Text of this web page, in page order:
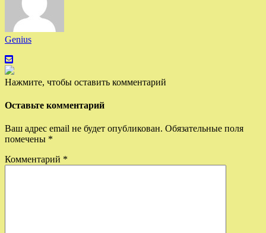
Genius
Нажмите, чтобы оставить комментарий
Оставьте комментарий
Ваш адрес email не будет опубликован. Обязательные поля
помечены *
Комментарий *